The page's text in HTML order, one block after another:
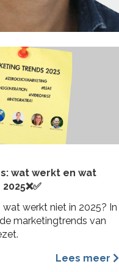
wat werkt en wat
werkt niet in 2025? In
marketingtrends van
Lees meer